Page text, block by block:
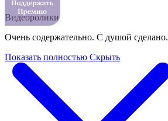
Видеоролики
Очень содержательно. С душой сделано.
Показать полностью Скрыть